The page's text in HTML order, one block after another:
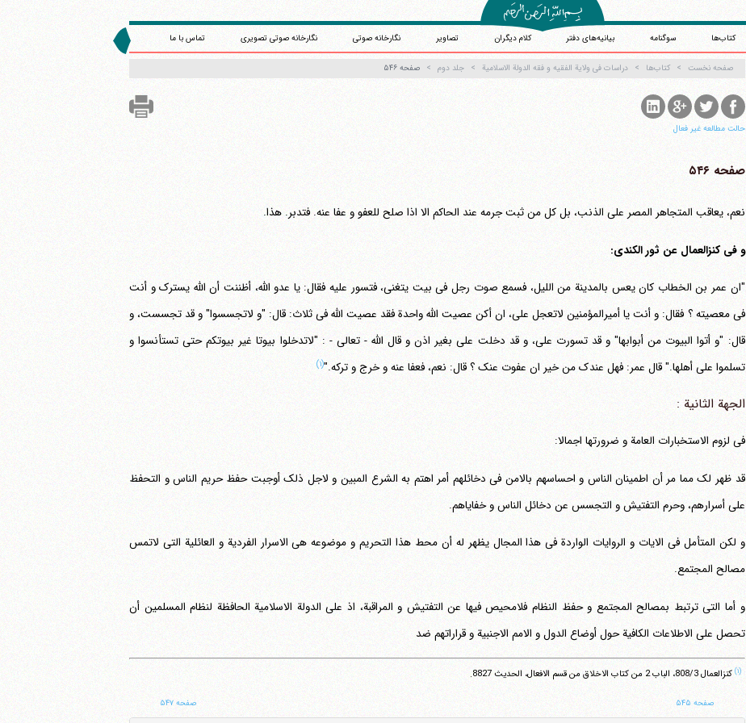
کتاب‌ها سوگنامه بیانیه‌های دفتر کلام دیگران تصاویر نگارخانه صوتی نگارخانه صوتی تصویری تماس با ما
صفحه نخست کتاب‌ها دراسات فی ولایة الفقیه و فقه الدولة الاسلامیة جلد دوم صفحه ۵۴۶
حالت مطالعه غیر فعال
صفحه ۵۴۶
نعم، یعاقب المتجاهر المصر علی الذنب، بل کل من ثبت جرمه عند الحاکم الا اذا صلح للعفو و عفا عنه. فتدبر. هذا.
و فی کنزالعمال عن ثور الکندی:
"ان عمر بن الخطاب کان یعس بالمدینة من اللیل، فسمع صوت رجل فی بیت یتغنی، فتسور علیه فقال: یا عدو الله، أظننت أن الله یسترک و أنت
فی معصیته ؟ فقال: و أنت یا أمیرالمؤمنین لاتعجل علی، ان أکن عصیت الله واحدة فقد عصیت الله فی ثلاث: قال: "و لاتجسسوا" و قد تجسست، و
قال: "و أتوا البیوت من أبوابها" و قد تسورت علی، و قد دخلت علی بغیر اذن و قال الله - تعالی - : "لاتدخلوا بیوتا غیر بیوتکم حتی تستأنسوا و
تسلموا علی أهلها." قال عمر: فهل عندک من خیر ان عفوت عنک ؟ قال: نعم، فعفا عنه و خرج و ترکه."(۱)
الجهة الثانیة :
فی لزوم الاستخبارات العامة و ضرورتها اجمالا:
قد ظهر لک مما مر أن اطمینان الناس و احساسهم بالامن فی دخائلهم أمر اهتم به الشرع المبین و لاجل ذلک أوجبت حفظ حریم الناس و التحفظ
علی أسرارهم، وحرم التفتیش و التجسس عن دخائل الناس و خفایاهم.
و لکن المتأمل فی الایات و الروایات الواردة فی هذا المجال یظهر له أن محط هذا التحریم و موضوعه هی الاسرار الفردیة و العائلیة التی لاتمس
مصالح المجتمع.
و أما التی ترتبط بمصالح المجتمع و حفظ النظام فلامحیص فیها عن التفتیش و المراقبة، اذ علی الدولة الاسلامیة الحافظة لنظام المسلمین أن
تحصل علی الاطلاعات الکافیة حول أوضاع الدول و الامم الاجنبیة و قراراتهم ضد
(۱) کنزالعمال ‏808/3، الباب 2 من کتاب الاخلاق من قسم الافعال، الحدیث 8827.
صفحه ۵۴۵ صفحه ۵۴۷
ایران،قم،میدان مصلّی، بلوار شهید محمّد منتظری، كوچه شماره ٨ کد پستی: 3713744381
فکس37740015-25-98+